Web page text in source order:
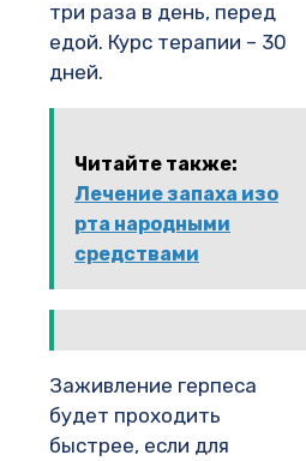
три раза в день, перед
едой. Курс терапии – 30
дней.
Читайте также:
Лечение запаха изо
рта народными
средствами
Заживление герпеса
будет проходить
быстрее, если для